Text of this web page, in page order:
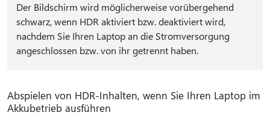
Der Bildschirm wird möglicherweise vorübergehend
schwarz, wenn HDR aktiviert bzw. deaktiviert wird,
nachdem Sie Ihren Laptop an die Stromversorgung
angeschlossen bzw. von ihr getrennt haben.
Abspielen von HDR-Inhalten, wenn Sie Ihren Laptop im
Akkubetrieb ausführen